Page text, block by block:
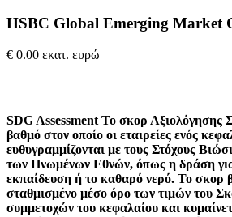
HSBC Global Emerging Market
€ 0.00 εκατ. ευρώ
SDG Assessment Το σκορ Αξιολόγησης
βαθμό στον οποίο οι εταιρείες ενός
ευθυγραμμίζονται με τους Στόχους
των Ηνωμένων Εθνών, όπως η δράση για
εκπαίδευση ή το καθαρό νερό. Το σκορ
σταθμισμένο μέσο όρο των τιμών του
συμμετοχών του κεφαλαίου και